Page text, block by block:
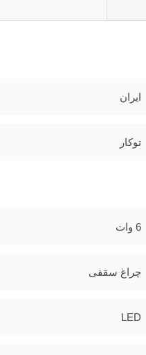
ایران
توکار
6 وات
چراغ سقفی
LED